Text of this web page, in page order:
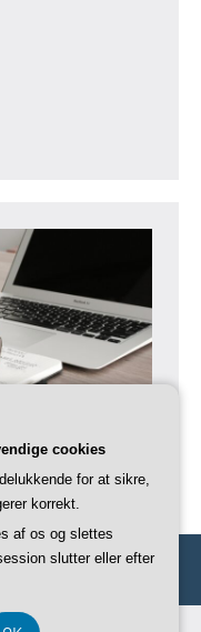
cookies
for at sikre,
korrekt.
af os og slettes
slutter eller efter